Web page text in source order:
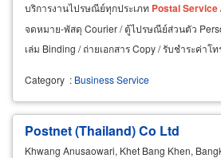
บริการงานไปรษณีย์ทุกประเภท PostalService
จดหมาย-พัสดุ Courier / ตู้ไปรษณีย์ส่วนตัว
เล่ม Binding / ถ่ายเอกสาร Copy / รับชำระค่า
Category : Business Service
Postnet (Thailand) Co Ltd
Khwang Anusaowari, Khet Bang Khen,